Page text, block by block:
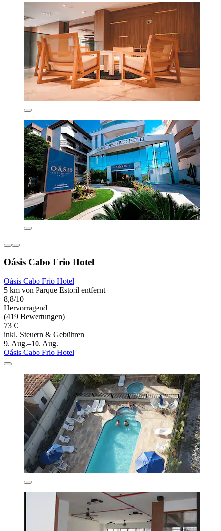
Oásis Cabo Frio Hotel
Oásis Cabo Frio Hotel
5 km von Parque Estoril entfernt
8,8/10
Hervorragend
(419 Bewertungen)
73 €
inkl. Steuern & Gebühren
9. Aug.–10. Aug.
Oásis Cabo Frio Hotel